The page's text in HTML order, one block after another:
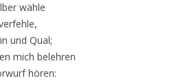
wähle
und Qual;
mich belehren
hören: